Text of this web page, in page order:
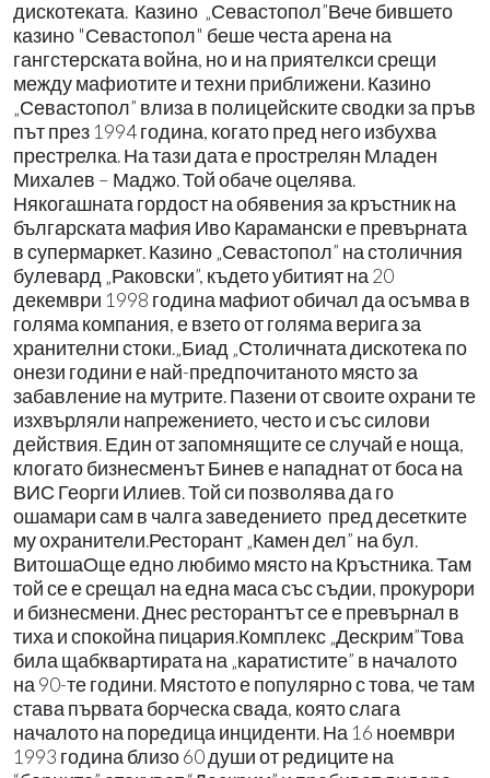
дискотеката. Казино „Севастопол”Вече бившето
казино "Севастопол" беше честа арена на
гангстерската война, но и на приятелкси срещи
между мафиотите и техни приближени. Казино
„Севастопол” влиза в полицейските сводки за пръв
път през 1994 година, когато пред него избухва
престрелка. На тази дата е прострелян Младен
Михалев – Маджо. Той обаче оцелява.
Някогашната гордост на обявения за кръстник на
българската мафия Иво Карамански е превърната
в супермаркет. Казино „Севастопол” на столичния
булевард „Раковски”, където убитият на 20
декември 1998 година мафиот обичал да осъмва в
голяма компания, е взето от голяма верига за
хранителни стоки.„Биад „Столичната дискотека по
онези години е най-предпочитаното място за
забавление на мутрите. Пазени от своите охрани те
изхвърляли напрежението, често и със силови
действия. Един от запомнящите се случай е ноща,
клогато бизнесменът Бинев е нападнат от боса на
ВИС Георги Илиев. Той си позволява да го
ошамари сам в чалга заведението пред десетките
му охранители.Ресторант „Камен дел” на бул.
ВитошаОще едно любимо място на Кръстника. Там
той се е срещал на една маса със съдии, прокурори
и бизнесмени. Днес ресторантът се е превърнал в
тиха и спокойна пицария.Комплекс „Дескрим”Това
била щабквартирата на „каратистите” в началото
на 90-те години. Мястото е популярно с това, че там
става първата борческа свада, която слага
началото на поредица инциденти. На 16 ноември
1993 година близо 60 души от редиците на